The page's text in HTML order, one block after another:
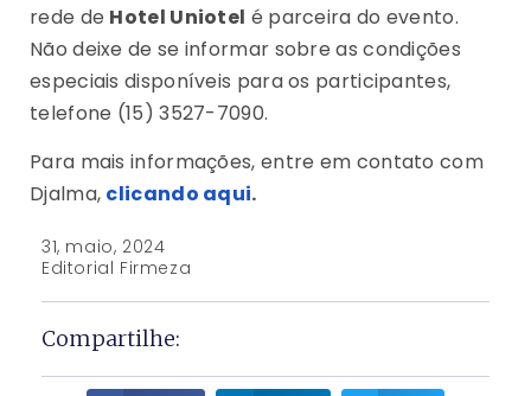
rede de Hotel Uniotel é parceira do evento.
Não deixe de se informar sobre as condições
especiais disponíveis para os participantes,
telefone (15) 3527-7090.
Para mais informações, entre em contato com
Djalma, clicando aqui.
31, maio, 2024
Editorial Firmeza
Compartilhe: